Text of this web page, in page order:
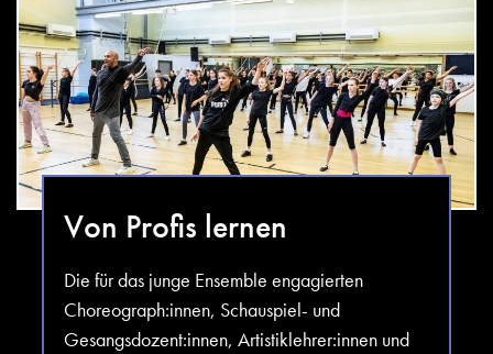
Von Profis lernen
Die für das junge Ensemble engagierten
Choreograph:innen, Schauspiel- und
Gesangsdozent:innen, Artistiklehrer:innen und